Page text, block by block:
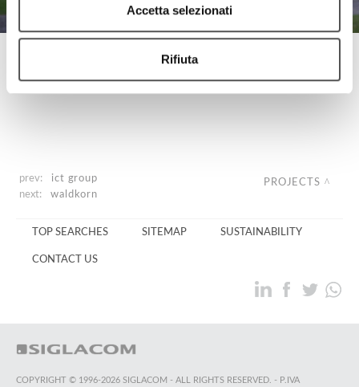
Accetta selezionati
Rifiuta
Fondazione Palazzo Te
prev:
ict group
next:
waldkorn
PROJECTS
TOP SEARCHES SITEMAP SUSTAINABILITY
CONTACT US
COPYRIGHT © 1996-2026 SIGLACOM - ALL RIGHTS RESERVED. - P.IVA